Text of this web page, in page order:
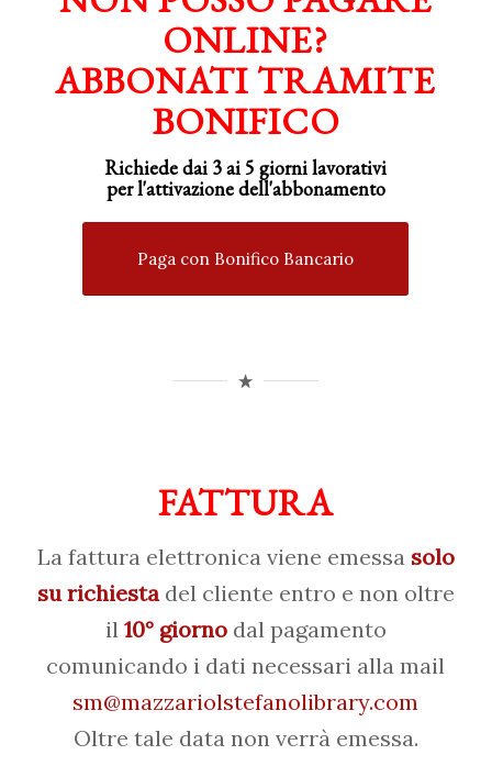
ONLINE?
ABBONATI TRAMITE
BONIFICO
Richiede dai 3 ai 5 giorni lavorativi
perl'attivazionedell'abbonamento
Paga con Bonifico Bancario
FATTURA
La fattura elettronica viene emessasolo
su richiestadel cliente entro e non oltre
il 10° giornodal pagamento
comunicando i dati necessari alla mail
sm@mazzariolstefanolibrary.com
Oltre tale data non verrà emessa.